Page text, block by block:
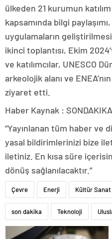
ülkeden 21 kurumun
kapsamında bilgi
uygulamaların
ikinci toplantısı, Ekim
ve katılımcılar, UNESCO
arkeolojik alanı ve
ziyaret etti.
Haber Kaynak :
“Yayınlanan tüm haber ve
yasal bildirimlerinizi bize
iletiniz. En kısa süre
dönüş sağlanılacaktır.”
Çevre Enerji Kültür Sanat
son dakika Teknoloji